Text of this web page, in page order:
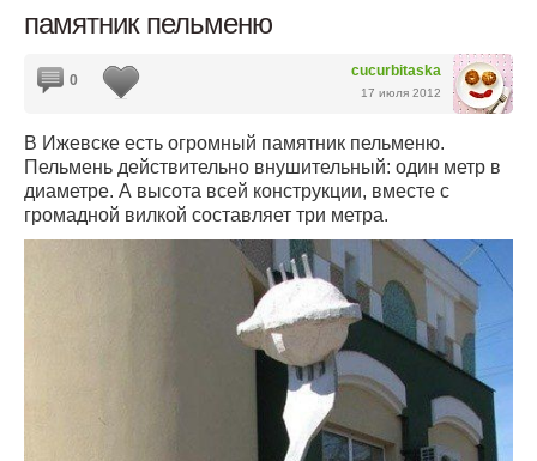
памятник пельменю
cucurbitaska
17 июля 2012
0
В Ижевске есть огромный памятник пельменю.
Пельмень действительно внушительный: один метр в
диаметре. А высота всей конструкции, вместе с
громадной вилкой составляет три метра.